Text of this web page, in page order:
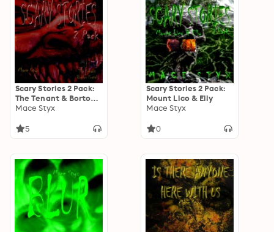
Scary Stories 2 Pack:
The Tenant & Bortos
Portal
Mace Styx
5
Scary Stories 2 Pack:
Mount Lico & Elly
Mace Styx
0